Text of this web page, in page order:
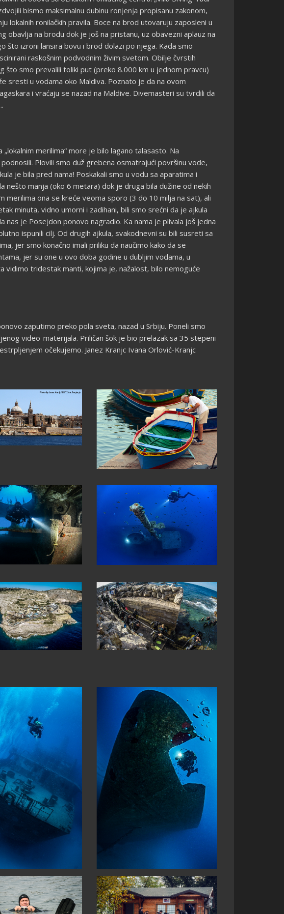
bismo maksimalnu dubinu ronjenja propisanu zakonom,
lokalnih ronilačkih pravila. Boce na brod utovaruju zaposleni u
obavlja na brodu dok je još na pristanu, uz obavezni aplauz na
što izroni lansira bovu i brod dolazi po njega. Kada smo
raskošnim podvodnim živim svetom. Obilje čvrstih
što smo prevalili toliki put (preko 8.000 km u jednom pravcu)
sresti u vodama oko Maldiva. Poznato je da na ovom
i vraćaju se nazad na Maldive. Divemasteri su tvrdili da
merilima“ more je bilo lagano talasasto. Na
Plovili smo duž grebena osmatrajući površinu vode,
je bila pred nama! Poskakali smo u vodu sa aparatima i
nešto manja (oko 6 metara) dok je druga bila dužine od nekih
ona se kreće veoma sporo (3 do 10 milja na sat), ali
minuta, vidno umorni i zadihani, bili smo srećni da je ajkula
je Posejdon ponovo nagradio. Ka nama je plivala još jedna
ispunili cilj. Od drugih ajkula, svakodnevni su bili susreti sa
jer smo konačno imali priliku da naučimo kako da se
jer su one u ovo doba godine u dubljim vodama, u
vidimo tridestak manti, kojima je, nažalost, bilo nemoguće
zaputimo preko pola sveta, nazad u Srbiju. Poneli smo
video-materijala. Priličan šok je bio prelazak sa 35 stepeni
očekujemo. Janez Kranjc Ivana Orlović-Kranjc